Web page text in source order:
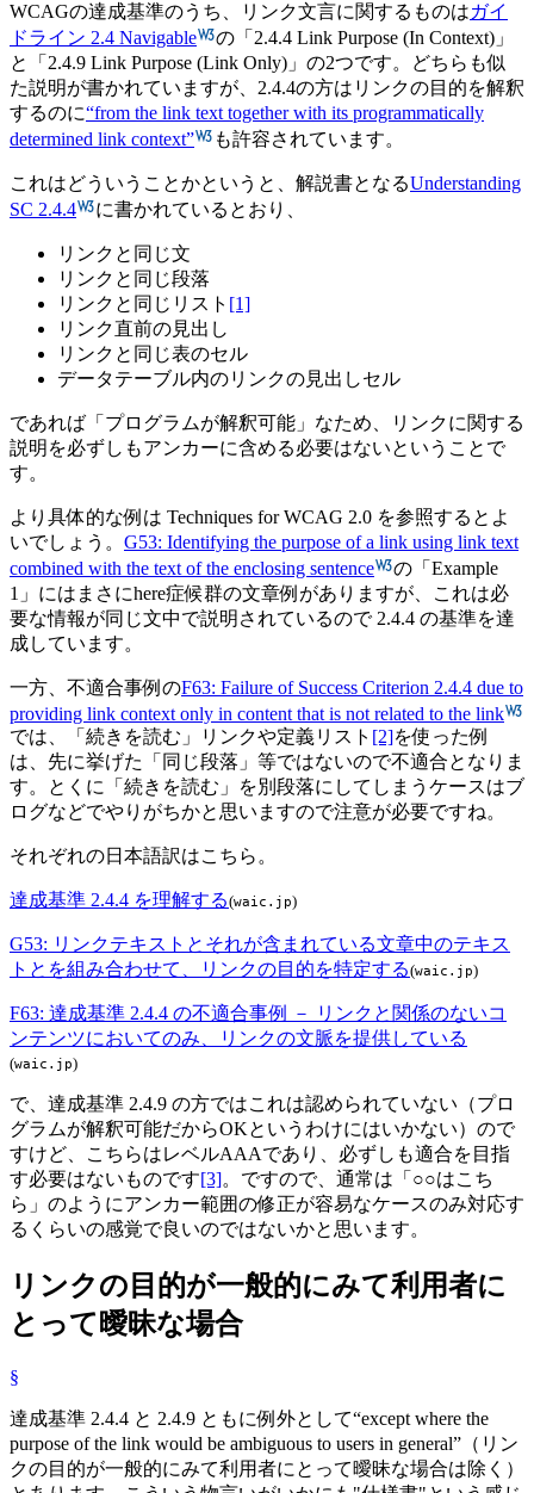
WCAGの達成基準のうち、リンク文言に関するものはガイ
ドライン 2.4 Navigable
の「2.4.4 Link Purpose (In Context)」
と「2.4.9 Link Purpose (Link Only)」の2つです。どちらも似
た説明が書かれていますが、2.4.4の方はリンクの目的を解釈
するのに from the link text together with its programmatically
determined link context
も許容されています。
これはどういうことかというと、解説書となるUnderstanding
SC 2.4.4
に書かれているとおり、
リンクと同じ文
リンクと同じ段落
リンクと同じリスト [1]
リンク直前の見出し
リンクと同じ表のセル
データテーブル内のリンクの見出しセル
であれば「プログラムが解釈可能」なため、リンクに関する
説明を必ずしもアンカーに含める必要はないということで
す。
より具体的な例は Techniques for WCAG 2.0 を参照するとよ
いでしょう。 G53: Identifying the purpose of a link using link text
combined with the text of the enclosing sentence
の「Example
1」にはまさにhere症候群の文章例がありますが、これは必
要な情報が同じ文中で説明されているので 2.4.4 の基準を達
成しています。
一方、不適合事例のF63: Failure of Success Criterion 2.4.4 due to
providing link context only in content that is not related to the link
では、「続きを読む」リンクや定義リスト [2]を使った例
は、先に挙げた「同じ段落」等ではないので不適合となりま
す。とくに「続きを読む」を別段落にしてしまうケースはブ
ログなどでやりがちかと思いますので注意が必要ですね。
それぞれの日本語訳はこちら。
達成基準 2.4.4 を理解する(waic.jp)
G53: リンクテキストとそれが含まれている文章中のテキス
トとを組み合わせて、リンクの目的を特定する(waic.jp)
F63: 達成基準 2.4.4 の不適合事例 － リンクと関係のないコ
ンテンツにおいてのみ、リンクの文脈を提供している
(waic.jp)
で、達成基準 2.4.9 の方ではこれは認められていない（プロ
グラムが解釈可能だからOKというわけにはいかない）ので
すけど、こちらはレベルAAAであり、必ずしも適合を目指
す必要はないものです[3]。ですので、通常は「○○はこち
ら」のようにアンカー範囲の修正が容易なケースのみ対応す
るくらいの感覚で良いのではないかと思います。
リンクの目的が一般的にみて利用者に
とって曖昧な場合
§
達成基準 2.4.4 と 2.4.9 ともに例外として except where the
purpose of the link would be ambiguous to users in general
（リン
クの目的が一般的にみて利用者にとって曖昧な場合は除く）